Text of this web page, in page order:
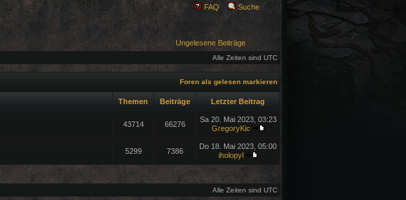
FAQ Suche
Ungelesene Beiträge
Alle Zeiten sind UTC
Foren als gelesen markieren
Themen Beiträge Letzter Beitrag
43714 66276
Sa 20. Mai 2023, 03:23
GregoryKic
5299 7386
Do 18. Mai 2023, 05:00
iholopyl
Alle Zeiten sind UTC